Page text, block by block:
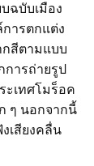
ฉบับเมือง
การตกแต่ง
กสีตามแบบ
การถ่ายรูป
ะเทศโมร็อค
ๆ นอกจากนี้
เสียงคลื่น